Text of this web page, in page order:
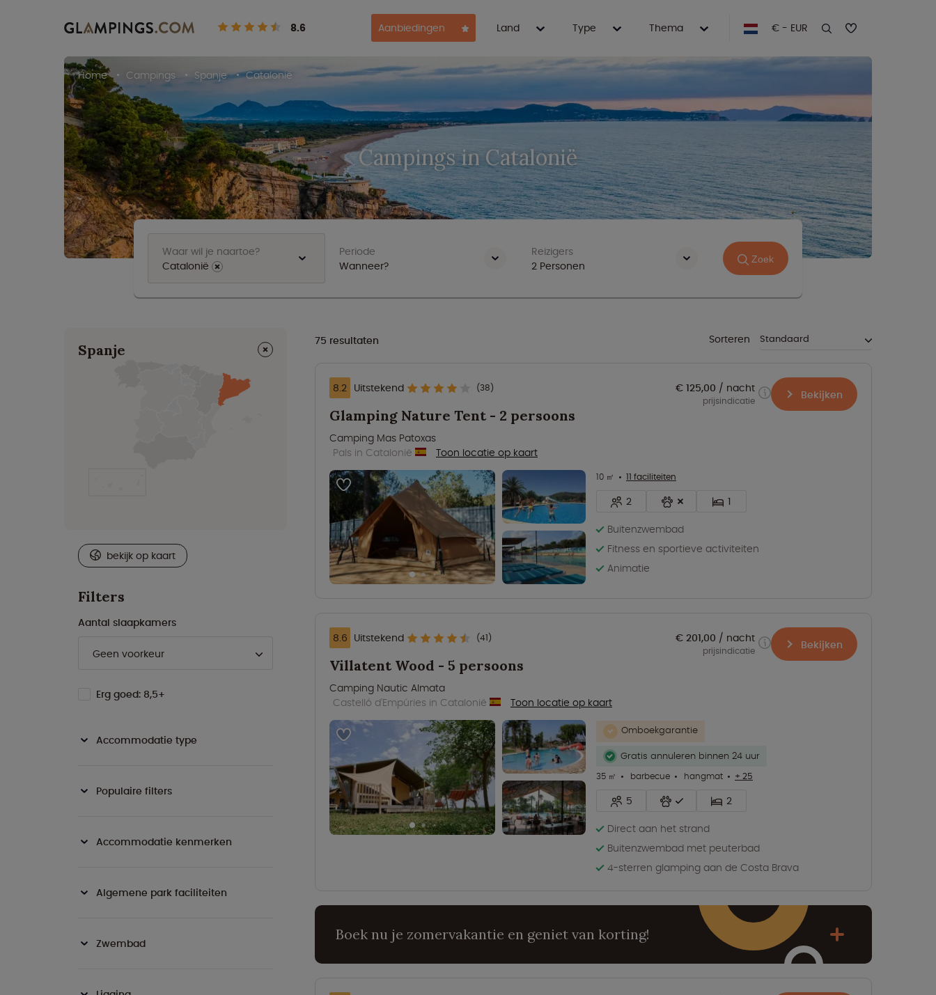
8.6 Aanbiedingen Land Type Thema € - EUR
Home Campings Spanje Catalonië
Campings in Catalonië
Waar wil je naartoe?
Catalonië ⨯
Periode
Wanneer?
Reizigers
2 Personen Zoek
Sorteren
Spanje ⨯
bekijk op kaart
Filters
Aantal slaapkamers
Erg goed: 8,5+
Accommodatie type
Populaire filters
Accommodatie kenmerken
Algemene park faciliteiten
Zwembad
75 resultaten
8.2 Uitstekend (38)
Glamping Nature Tent - 2 persoons
Camping Mas Patoxas
Pals in Catalonië
Toon locatie op kaart
10 ㎡ 11 faciliteiten
2
1
Buitenzwembad
Fitness en sportieve activiteiten
Animatie
€ 125,00 nacht
prijsindicatie Bekijken
8.6 Uitstekend (41)
Villatent Wood - 5 persoons
Camping Nautic Almata
Castelló d'Empúries in Catalonië
Toon locatie op kaart
Omboekgarantie
Gratis annuleren binnen 24 uur
35 ㎡
barbecue hangmat + 25
5
2
Direct aan het strand
Buitenzwembad met peuterbad
4-sterren glamping aan de Costa Brava
€ 201,00 nacht
prijsindicatie Bekijken
Boek nu je zomervakantie en geniet van korting!